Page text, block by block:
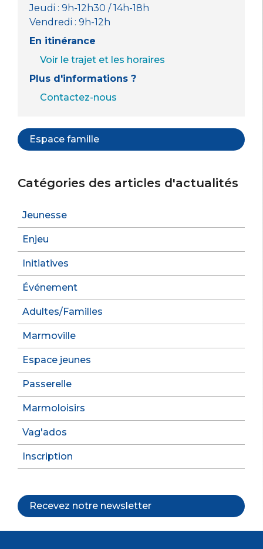
Jeudi : 9h-12h30 / 14h-18h
Vendredi : 9h-12h
En itinérance
Voir le trajet et les horaires
Plus d'informations ?
Contactez-nous
Espace famille
Catégories des articles d'actualités
Jeunesse
Enjeu
Initiatives
Événement
Adultes/Familles
Marmoville
Espace jeunes
Passerelle
Marmoloisirs
Vag'ados
Inscription
Recevez notre newsletter